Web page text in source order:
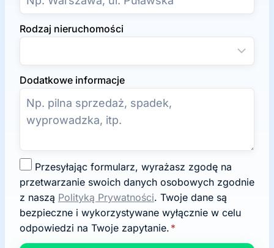
Rodzaj nieruchomości
Dodatkowe informacje
g
o
d
a
n
przetwarzanie swoich danych osobowych zgodnie
z naszą Polityką Prywatności. Twoje dane są
bezpieczne i wykorzystywane wyłącznie w celu
odpowiedzi na Twoje zapytanie. *